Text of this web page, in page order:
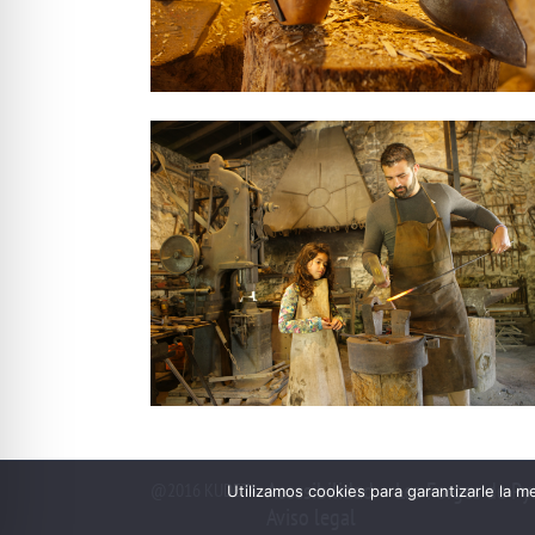
@2016 KUDETA -Accesibilidad – Les Forges de
Utilizamos cookies para garantizarle la